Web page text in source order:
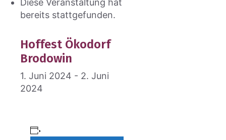
Diese Veranstaltung hat
bereits stattgefunden.
Hof­fest Öko­dorf
Bro­do­win
1. Juni 2024 - 2. Juni
2024